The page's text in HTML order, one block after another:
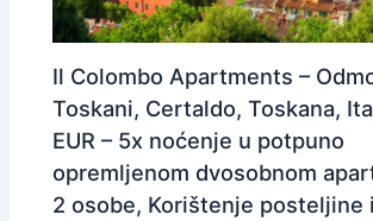
Il Colombo Apartments –
Toskani, Certaldo, Toskana,
EUR – 5x noćenje u potpuno
opremljenom dvosobnom
2 osobe, Korištenje posteljine